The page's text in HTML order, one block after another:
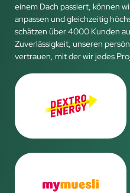
einem Dach passiert, können
anpassen und gleichzeitig
schätzen über 4000 Kunden
Zuverlässigkeit, unseren
vertrauen, mit der wir jedes